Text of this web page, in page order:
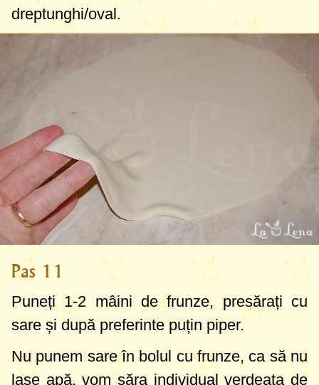
dreptunghi/oval.
Pas 11
Puneți 1-2 mâini de frunze, presărați cu
sare și după preferinte puțin piper.
Nu punem sare în bolul cu frunze, ca să nu
lase apă, vom săra individual verdeața de